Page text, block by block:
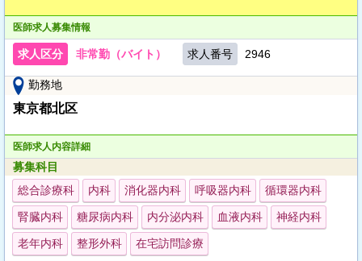
医師求人募集情報
求人区分 非常勤（バイト） 求人番号 2946
勤務地
東京都北区
医師求人内容詳細
募集科目
総合診療科
内科 消化器内科 呼吸器内科 循環器内科
腎臓内科 糖尿病内科 内分泌内科 血液内科 神経内科
老年内科 整形外科 在宅訪問診療